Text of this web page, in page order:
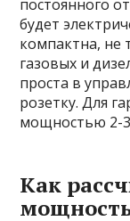
постоянного
будет
компактна, не
газовых и
проста в
розетку. Для
мощностью 2-
Как